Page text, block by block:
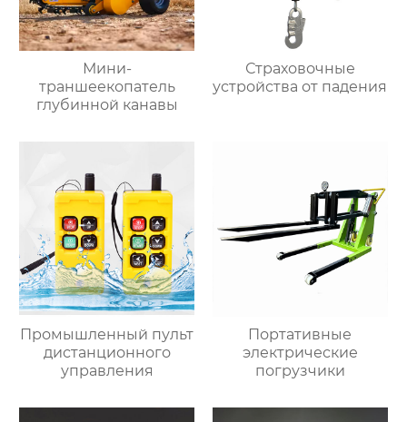
Мини-
траншеекопатель
глубинной канавы
Страховочные
устройства от падения
Промышленный пульт
дистанционного
управления
Портативные
электрические
погрузчики